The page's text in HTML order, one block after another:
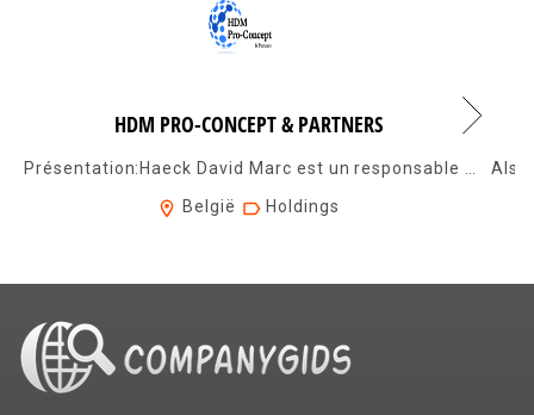
HDM PRO-CONCEPT & PARTNERS
Présentation:Haeck David Marc est un responsable commercial opérationnel en c...
België
Holdings